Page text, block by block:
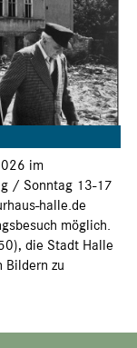
im
/ Sonntag 13-17
halle.de
möglich.
die Stadt Halle
Bildern zu